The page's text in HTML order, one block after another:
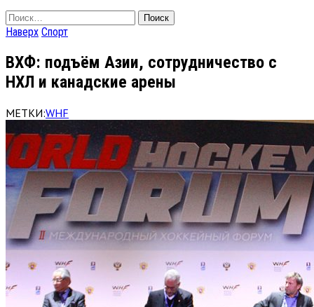
Найти:
Наверх Спорт
ВХФ: подъём Азии, сотрудничество с
НХЛ и канадские арены
МЕТКИ:WHF